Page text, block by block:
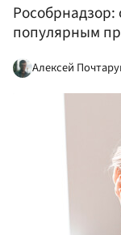
популярным
Алексей